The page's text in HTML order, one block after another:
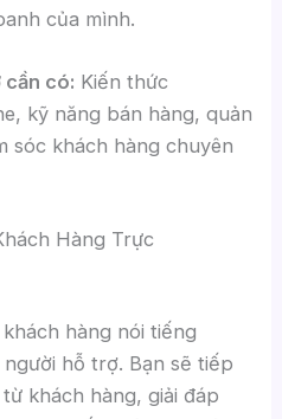
của mình.
cần có: Kiến thức
kỹ năng bán hàng, quản
sóc khách hàng chuyên
Hàng Trực
hàng nói tiếng
hỗ trợ. Bạn sẽ tiếp
khách hàng, giải đáp